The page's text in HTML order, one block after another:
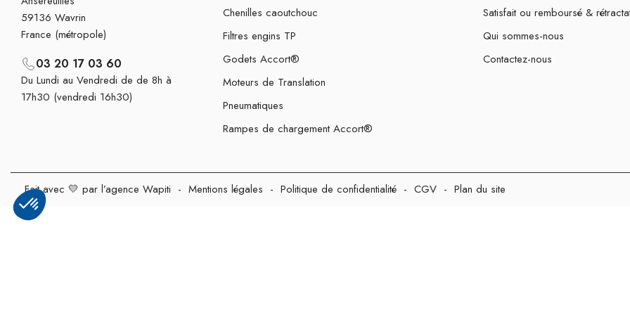
59136 Wavrin
France (métropole)
03 20 17 03 60
Du Lundi au Vendredi de de 8h à
17h30 (vendredi 16h30)
Chenilles caoutchouc
Filtres engins TP
Godets Accort®
Moteurs de Translation
Pneumatiques
Rampes de chargement Accort®
Satisfait ou remboursé &
Qui sommes-nous
Contactez-nous
Fait avec 💛 par l’agence Wapiti - Mentions légales - Politique de confidentialité - CGV - Plan du site